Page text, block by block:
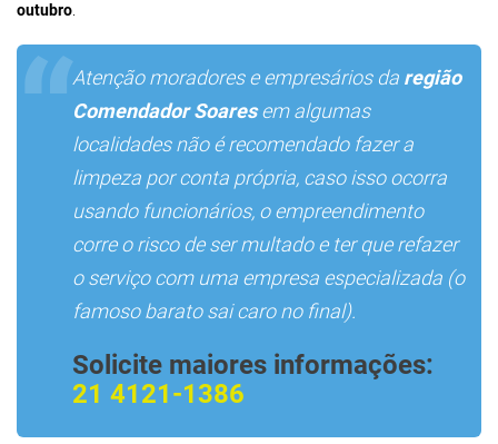
outubro
Atenção moradores e empresários da região
Comendador Soaresem algumas
localidades não é recomendado fazer a
limpeza por conta própria, caso isso ocorra
usando funcionários, o empreendimento
corre o risco de ser multado e ter que refazer
o serviço com uma empresa especializada (o
famoso barato sai caro no final).
Solicite maiores informações:
21 4121-1386